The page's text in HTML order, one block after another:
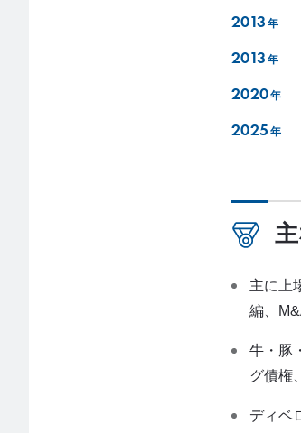
2013 年
2013 年
2020年
2025 年
主に上
編、
牛・豚
グ債権
ディベ